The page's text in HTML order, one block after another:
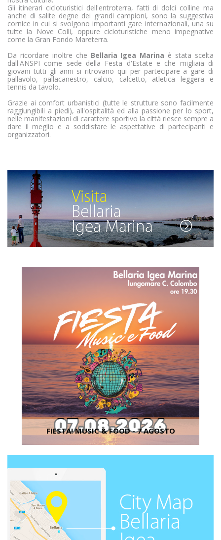
Gli itinerari cicloturistici dell'entroterra, fatti di dolci colline ma
anche di salite degne dei grandi campioni, sono la suggestiva
cornice in cui si svolgono importanti gare internazionali, una su
tutte la Nove Colli, oppure cicloturistiche meno impegnative
come la Gran Fondo Mareterra.
Da ricordare inoltre che Bellaria Igea Marina è stata scelta
dall'ANSPI come sede della Festa d'Estate e che migliaia di
giovani tutti gli anni si ritrovano qui per partecipare a gare di
pallavolo, pallacanestro, calcio, calcetto, atletica leggera e
tennis da tavolo.
Grazie ai comfort urbanistici (tutte le strutture sono facilmente
raggiungibili a piedi), all'ospitalità ed alla passione per lo sport,
nelle manifestazioni di carattere sportivo la città riesce sempre a
dare il meglio e a soddisfare le aspettative di partecipanti e
organizzatori.
FIESTA! MUSIC & FOOD - 7 AGOSTO